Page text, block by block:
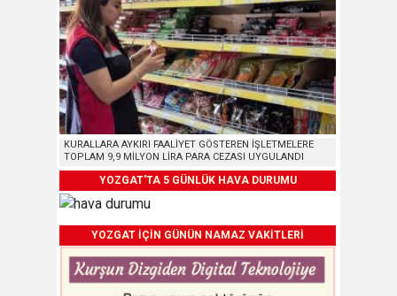
KURALLARA AYKIRI FAALİYET GÖSTEREN İŞLETMELERE
TOPLAM 9,9 MİLYON LİRA PARA CEZASI UYGULANDI
YOZGAT'TA 5 GÜNLÜK HAVA DURUMU
YOZGAT İÇİN GÜNÜN NAMAZ VAKİTLERİ